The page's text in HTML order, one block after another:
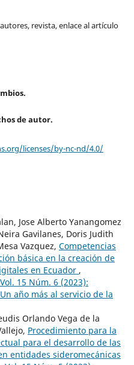
revista, enlace al artículo
de autor.
licenses/by-nc-nd/4.0/
Jose Alberto Yanangomez
Gavilanes, Doris Judith
Vazquez, Competencias
básica en la creación de
en Ecuador ,
15 Núm. 6 (2023):
año más al servicio de la
Orlando Vega de la
Procedimiento para la
para el desarrollo de las
entidades sideromecánicas